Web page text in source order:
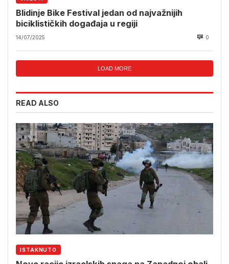
Blidinje Bike Festival jedan od najvažnijih
biciklističkih događaja u regiji
14/07/2025 0
LOAD MORE
READ ALSO
ISTAKNUTO